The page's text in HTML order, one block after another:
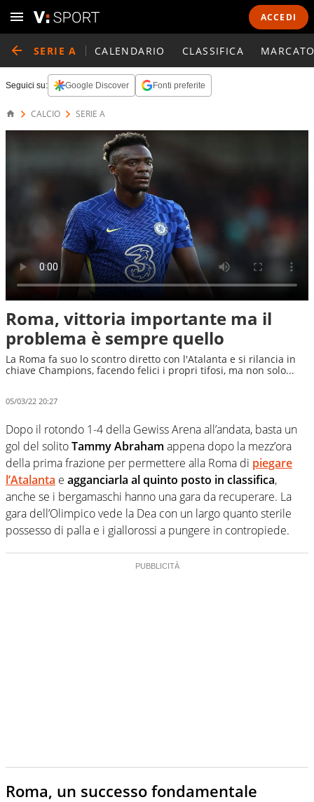
ACCEDI
SERIE A CALENDARIO CLASSIFICA
Seguici su: Google Discover Fonti preferite
CALCIO SERIE A
Roma, vittoria importante ma il
problema è sempre quello
La Roma fa suo lo scontro diretto con l'Atalanta e si rilancia in
chiave Champions, facendo felici i propri tifosi, ma non solo...
05/03/22 20:27
Dopo il rotondo 1-4 della Gewiss Arena all’andata, basta un
gol del solitoTammy Abraham appena dopo la mezz’ora
della prima frazione per permettere alla Roma di piegare
l’Atalanta e agganciarla al quinto posto in classifica,
anche se i bergamaschi hanno una gara da recuperare. La
gara dell’Olimpico vede la Dea con un largo quanto sterile
possesso di palla e i giallorossi a pungere in contropiede.
Roma, un successo fondamentale